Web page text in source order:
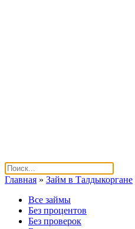
Главная » Займ в Талдыкоргане
Все займы
Без процентов
Без проверок